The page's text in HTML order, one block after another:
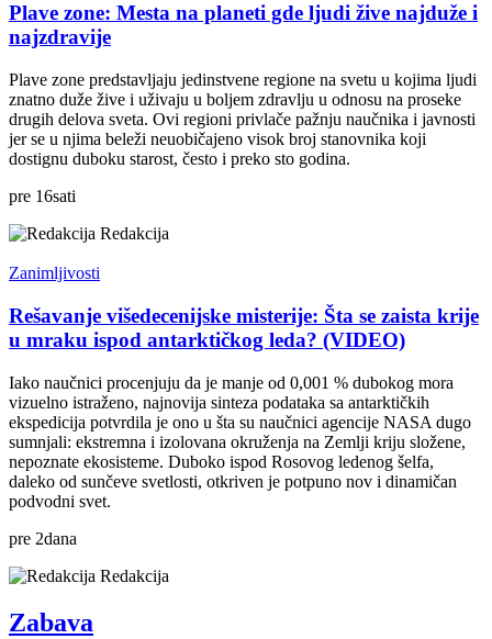
Plave zone: Mesta na planeti gde ljudi žive najduže i
najzdravije
Plave zone predstavljaju jedinstvene regione na svetu u kojima ljudi
znatno duže žive i uživaju u boljem zdravlju u odnosu na proseke
drugih delova sveta. Ovi regioni privlače pažnju naučnika i javnosti
jer se u njima beleži neuobičajeno visok broj stanovnika koji
dostignu duboku starost, često i preko sto godina.
pre 16sati
Redakcija
Zanimljivosti
Rešavanje višedecenijske misterije: Šta se zaista krije
u mraku ispod antarktičkog leda? (VIDEO)
Iako naučnici procenjuju da je manje od 0,001 % dubokog mora
vizuelno istraženo, najnovija sinteza podataka sa antarktičkih
ekspedicija potvrdila je ono u šta su naučnici agencije NASA dugo
sumnjali: ekstremna i izolovana okruženja na Zemlji kriju složene,
nepoznate ekosisteme. Duboko ispod Rosovog ledenog šelfa,
daleko od sunčeve svetlosti, otkriven je potpuno nov i dinamičan
podvodni svet.
pre 2dana
Redakcija
Zabava